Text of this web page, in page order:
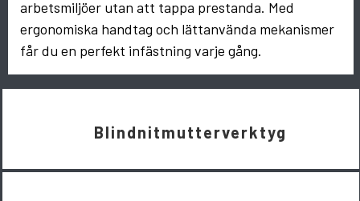
arbetsmiljöer utan att tappa prestanda. Med
ergonomiska handtag och lättanvända mekanismer
får du en perfekt infästning varje gång.
Blindnitmutterverktyg